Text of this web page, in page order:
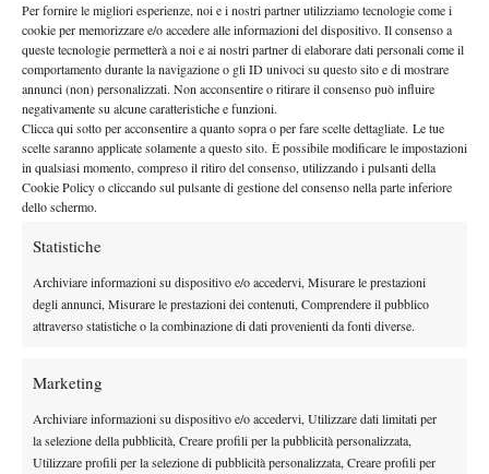
Per fornire le migliori esperienze, noi e i nostri partner utilizziamo tecnologie come i
cookie per memorizzare e/o accedere alle informazioni del dispositivo. Il consenso a
queste tecnologie permetterà a noi e ai nostri partner di elaborare dati personali come il
comportamento durante la navigazione o gli ID univoci su questo sito e di mostrare
annunci (non) personalizzati. Non acconsentire o ritirare il consenso può influire
negativamente su alcune caratteristiche e funzioni.
Clicca qui sotto per acconsentire a quanto sopra o per fare scelte dettagliate. Le tue
scelte saranno applicate solamente a questo sito. È possibile modificare le impostazioni
in qualsiasi momento, compreso il ritiro del consenso, utilizzando i pulsanti della
Cookie Policy o cliccando sul pulsante di gestione del consenso nella parte inferiore
dello schermo.
Statistiche
Archiviare informazioni su dispositivo e/o accedervi, Misurare le prestazioni
degli annunci, Misurare le prestazioni dei contenuti, Comprendere il pubblico
attraverso statistiche o la combinazione di dati provenienti da fonti diverse.
Marketing
Archiviare informazioni su dispositivo e/o accedervi, Utilizzare dati limitati per
la selezione della pubblicità, Creare profili per la pubblicità personalizzata,
Utilizzare profili per la selezione di pubblicità personalizzata, Creare profili per
volte situazioni in cui gli azzurri arrivano a 30 in vantaggio:
molto efficace Zeballos, un po’ meno Schwank che però rimedia
sparando spesso “seconde a mo’ di prima” ai limiti
dell’incoscienza. Sul finale del set si rivedono le palle break:
prima tre per gli azzurri, poi due per gli argentini, anche stavolta
senza esito. Il tie-break, però è il momento in cui il match piega
dalla parte dei nostri: sette punti a tre, senza patemi d’animo.
Come prevedibile i padroni di casa accusano il colpo e, al terzo
la battuta. Gli azzurri continuano ad essere efficaci e si trovano a
servire per il match sul 5-4. Sul 30-0 Fognini commette il primo
doppio fallo del match, ma rimedia con un ace: doppio match
point ma gli argentini annullano facendo miracoli e procurandosi
braccino: punto all’Italia e successivo match point, chiuso su una
palla mandata lunga dagli argentini.
Braccia al cielo, col pubblico di casa in silenzio per la prima